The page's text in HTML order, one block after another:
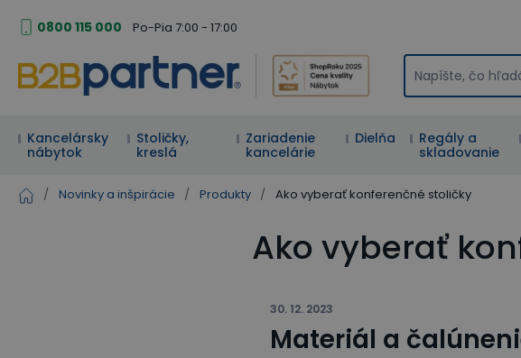
0800 115 000 Po-Pia 7:00 - 17:00
Kancelársky
nábytok
Stoličky,
kreslá
Zariadenie
kancelárie
Dielňa
Regály a
skladovanie
/ Novinky a inšpirácie / Produkty / Ako vyberať konferenčné stoličky
Ako vyberať
30. 12. 2023
Materiál a